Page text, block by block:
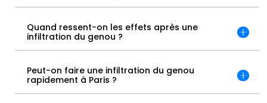
Quand ressent-on les effets après une
infiltration du genou ?
Peut-on faire une infiltration du genou
rapidement à Paris ?